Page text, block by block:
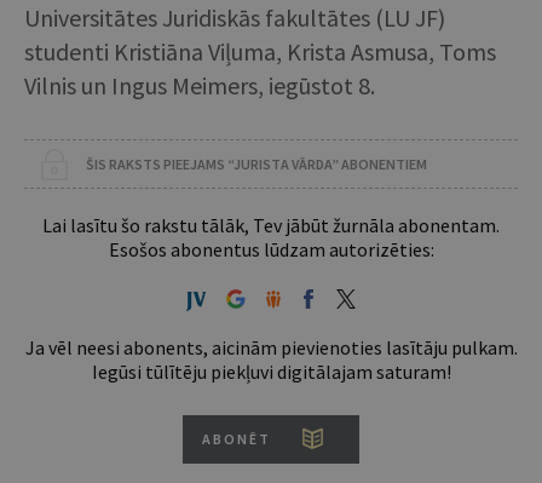
Universitātes Juridiskās fakultātes (LU JF)
studenti Kristiāna Viļuma, Krista Asmusa, Toms
Vilnis un Ingus Meimers, iegūstot 8.
ŠIS RAKSTS PIEEJAMS “JURISTA VĀRDA” ABONENTIEM
Lai lasītu šo rakstu tālāk, Tev jābūt žurnāla abonentam.
Esošos abonentus lūdzam autorizēties:
Ja vēl neesi abonents, aicinām pievienoties lasītāju pulkam.
Iegūsi tūlītēju piekļuvi digitālajam saturam!
ABONĒT